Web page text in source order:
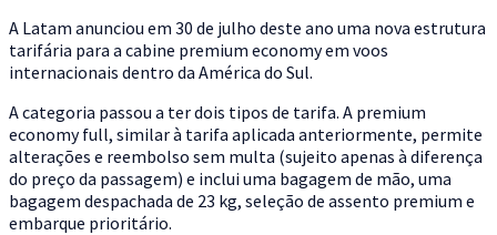
A Latam anunciou em 30 de julho deste ano uma nova estrutura
tarifária para a cabine premium economy em voos
internacionais dentro da América do Sul.
A categoria passou a ter dois tipos de tarifa. A premium
economy full, similar à tarifa aplicada anteriormente, permite
alterações e reembolso sem multa (sujeito apenas à diferença
do preço da passagem) e inclui uma bagagem de mão, uma
bagagem despachada de 23 kg, seleção de assento premium e
embarque prioritário.